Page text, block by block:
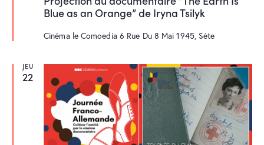
Blue as an Orange” de Iryna Tsilyk
s
e
a
v
Cinéma le Comoedia 6 Rue Du 8 Mai 1945, Sète
JEU
22